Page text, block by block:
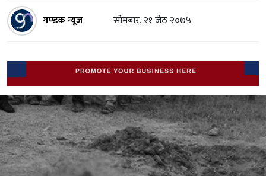
गण्डक न्यूज सोमबार, २१ जेठ २०७५